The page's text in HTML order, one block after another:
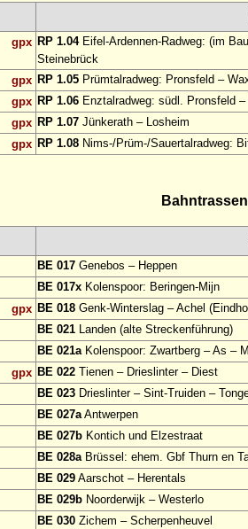
gpx RP 1.04Eifel-Ardennen-Radweg: (im
Steinebrück
gpx RP 1.05 Prümtalradweg: Pronsfeld –
gpx RP 1.06 Enztalradweg: südl. Pronsfeld
gpx RP 1.07 Jünkerath – Losheim
gpx RP 1.08 Nims-/Prüm-/Sauertalradweg:
BE 017 Genebos – Heppen
BE 017x Kolenspoor: Beringen-Mijn
gpx BE 018 Genk-Winterslag – Achel
BE 021 Landen (alte Streckenführung)
BE 021aKolenspoor: Zwartberg – As –
gpx BE 022 Tienen – Drieslinter – Diest
BE 023 Drieslinter – Sint-Truiden –
BE 027aAntwerpen
BE 027b Kontich und Elzestraat
BE 028aBrüssel: ehem. Gbf Thurn en
BE 029 Aarschot – Herentals
BE 029b Noorderwijk – Westerlo
BE 030 Zichem – Scherpenheuvel